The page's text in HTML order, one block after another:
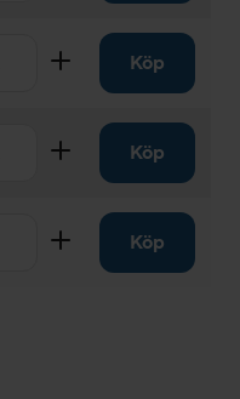
Lägg tillKöp
Lägg tillKöp
Lägg tillKöp